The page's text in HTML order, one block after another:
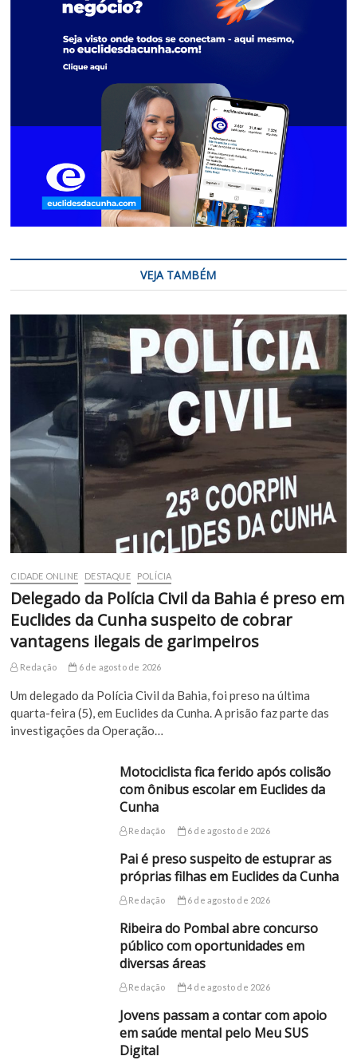
VEJA TAMBÉM
CIDADE ONLINE DESTAQUE POLÍCIA
Delegado da Polícia Civil da Bahia é preso em
Euclides da Cunha suspeito de cobrar
vantagens ilegais de garimpeiros
Redação 6 de agosto de 2026
Um delegado da Polícia Civil da Bahia, foi preso na última
quarta-feira (5), em Euclides da Cunha. A prisão faz parte das
investigações da Operação…
Motociclista fica ferido após colisão
com ônibus escolar em Euclides da
Cunha
Redação 6 de agosto de 2026
Pai é preso suspeito de estuprar as
próprias filhas em Euclides da Cunha
Redação 6 de agosto de 2026
Ribeira do Pombal abre concurso
público com oportunidades em
diversas áreas
Redação 4 de agosto de 2026
Jovens passam a contar com apoio
em saúde mental pelo Meu SUS
Digital